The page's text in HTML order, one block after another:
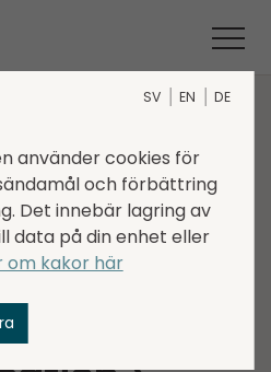
TELARCO FÖRVÄRVAR SYD
SECURITY AB (CSAB)
Telarco
SV EN DE
använder cookies för
och förbättring
Det innebär lagring av
data på din enhet eller
om kakor här